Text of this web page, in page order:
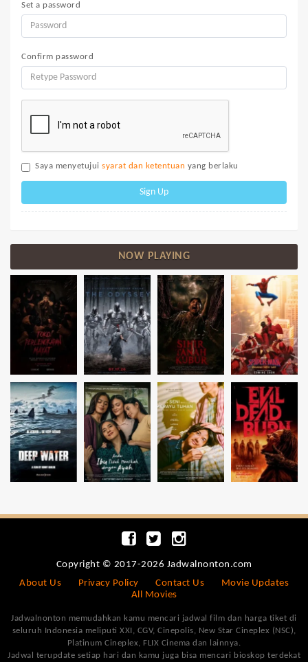
Set a password
Confirm password
Saya menyetujui syarat dan ketentuan yang berlaku
Sign Up
NOW PLAYING
Copyright © 2017-2026 Jadwalnonton.com
About Us
Privacy Policy Contact Us
Movie Updates
All Movies
Jadwalnonton memudahkan kamu mencari jadwal film dan harga tiket di
seluruh Indonesia meliputi XXI, CGV, Cinepolis, New Star Cineplex (NSC),
Platinum Cineplex, FLIX Cinema dan lainnya.
Jadwal terupdate setiap hari dan kamu juga bisa mencari bioskop terdekat